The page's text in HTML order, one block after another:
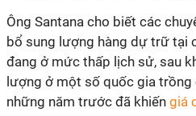
Ông Santana cho biết các
bổ sung lượng hàng dự trữ tại
đang ở mức thấp lịch sử, sau
lượng ở một số quốc gia trồng
những năm trước đã khiến giá